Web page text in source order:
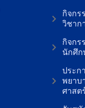
กิจกร
วิชาก
กิจกร
นักศึก
ประก
พยาบ
ศาสต